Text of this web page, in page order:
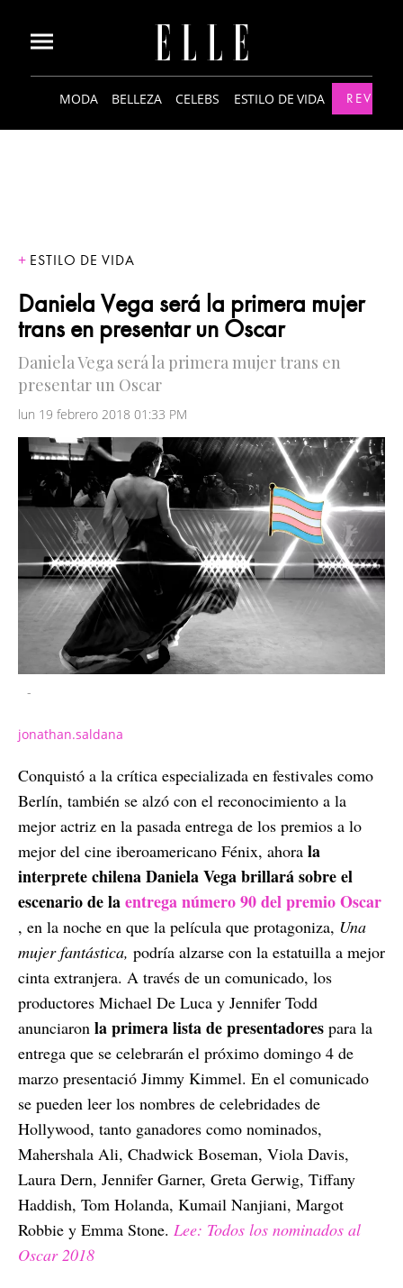
MODA BELLEZA CELEBS ESTILO DE VIDA
ESTILO DE VIDA
Daniela Vega será la primera mujer
trans en presentar un Oscar
Daniela Vega será la primera mujer trans en
presentar un Oscar
lun 19 febrero 2018 01:33 PM
-
jonathan.saldana
Conquistó a la crítica especializada en festivales como
Berlín, también se alzó con el reconocimiento a la
mejor actriz en la pasada entrega de los premios a lo
mejor del cine iberoamericano Fénix, ahora la
interprete chilena Daniela Vega brillará sobre el
escenario de laentrega número 90 del premio Oscar
, en la noche en que la película que protagoniza, Una
mujer fantástica, podría alzarse con la estatuilla a mejor
cinta extranjera. A través de un comunicado, los
productores Michael De Luca y Jennifer Todd
anunciaron la primera lista de presentadores para la
entrega que se celebrarán el próximo domingo 4 de
marzo presentació Jimmy Kimmel. En el comunicado
se pueden leer los nombres de celebridades de
Hollywood, tanto ganadores como nominados,
Mahershala Ali, Chadwick Boseman, Viola Davis,
Laura Dern, Jennifer Garner, Greta Gerwig, Tiffany
Haddish, Tom Holanda, Kumail Nanjiani, Margot
Robbie y Emma Stone. Lee: Todos los nominados al
Oscar 2018